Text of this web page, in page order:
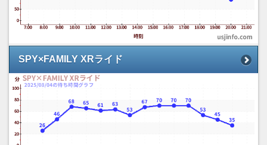
SPY×FAMILY XRライド